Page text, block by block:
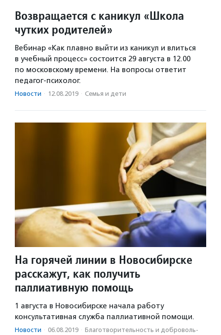
Возвращается с каникул «Школа
чутких родителей»
Вебинар «Как плавно выйти из каникул и влиться
в учебный процесс» состоится 29 августа в 12.00
по московскому времени. На вопросы ответит
педагог-психолог.
Новости · 12.08.2019 · Семья и дети
На горячей линии в Новосибирске
расскажут, как получить
паллиативную помощь
1 августа в Новосибирске начала работу
консультативная служба паллиативной помощи.
Новости · 06.08.2019 · Благотвори­тель­ность и доброволь­